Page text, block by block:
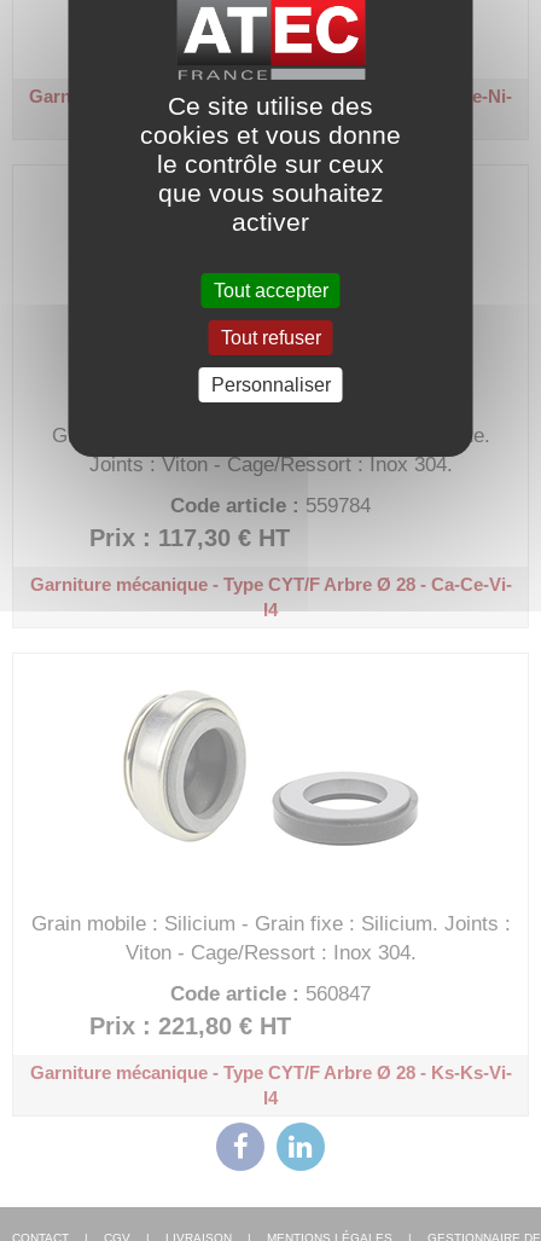
Code article :540900
Prix : 80,00 €HT
Garniture mécanique - Type CYT/F
Arbre Ø 28 - Ca-Ce-Ni-
I4
Grain mobile : Carbone - Grain fixe : Céramique.
Joints : Viton - Cage/Ressort : Inox 304.
Code article : 559784
Prix : 117,30 € HT
Garniture mécanique - Type CYT/FArbre Ø 28 - Ca-Ce-Vi-
I4
Grain mobile : Silicium - Grain fixe : Silicium. Joints :
Viton - Cage/Ressort : Inox 304.
Code article : 560847
Prix : 221,80 € HT
Garniture mécanique - Type CYT/FArbre Ø 28 - Ks-Ks-Vi-
I4
CONTACT | CGV | LIVRAISON | MENTIONS LÉGALES | GESTIONNAIRE DE
Ce site utilise des
cookies et vous donne
le contrôle sur ceux
que vous souhaitez
activer
Tout accepter
Tout refuser
Personnaliser